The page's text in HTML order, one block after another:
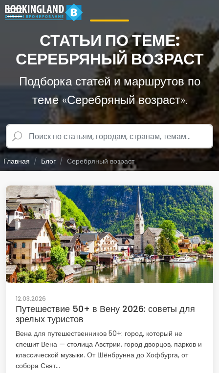
СТАТЬИ ПО ТЕМЕ:
СЕРЕБРЯНЫЙ ВОЗРАСТ
Подборка статей и маршрутов по
теме «Серебряный возраст».
Главная Блог Серебряный возраст
12.03.2026
Путешествие 50+ в Вену 2026: советы для
зрелых туристов
Вена для путешественников 50+: город, который не
спешит Вена — столица Австрии, город дворцов, парков и
классической музыки. От Шёнбрунна до Хофбурга, от
собора Свят...